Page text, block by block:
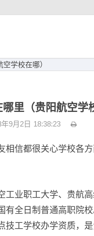
学校在哪）
里（贵阳航空学
年9月2日 18:38:23
相信都很关心学校各
工业职工大学、贵航
有全日制普通高职院
技工学校办学资质，